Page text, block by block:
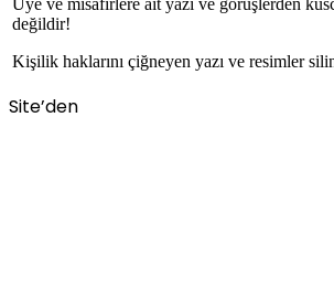
Üye ve misafirlere ait yazı ve görüşlerden
değildir!
Kişilik haklarını çiğneyen yazı ve resimler
Site’den